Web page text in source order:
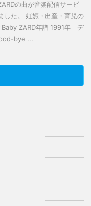
の曲が音楽配信サービ
した。 妊娠・出産・育児の
Baby ZARD年譜 1991年 デ
bye ...